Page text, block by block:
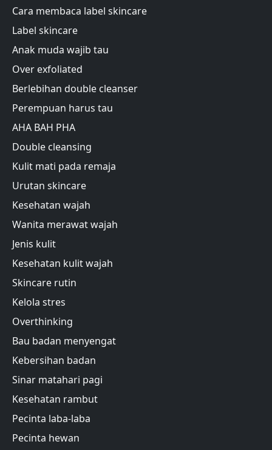
Cara membaca label skincare
Label skincare
Anak muda wajib tau
Over exfoliated
Berlebihan double cleanser
Perempuan harus tau
AHA BAH PHA
Double cleansing
Kulit mati pada remaja
Urutan skincare
Kesehatan wajah
Wanita merawat wajah
Jenis kulit
Kesehatan kulit wajah
Skincare rutin
Kelola stres
Overthinking
Bau badan menyengat
Kebersihan badan
Sinar matahari pagi
Kesehatan rambut
Pecinta laba-laba
Pecinta hewan